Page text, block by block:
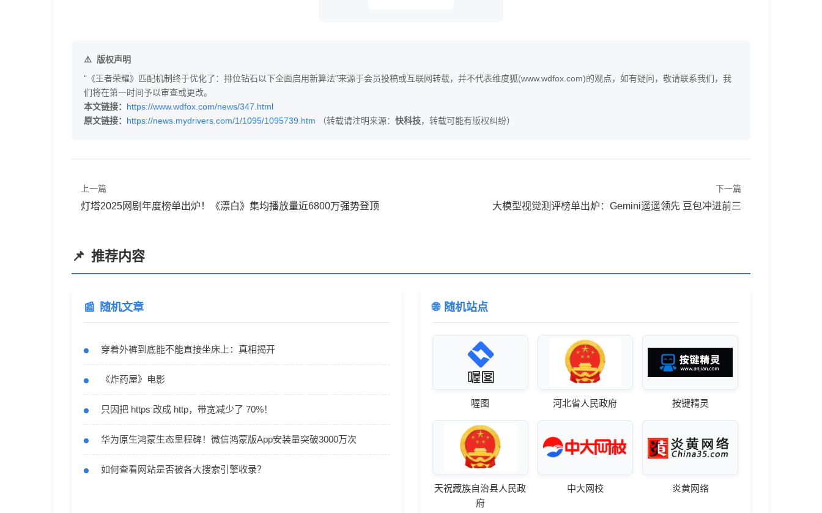
版权声明
"《王者荣耀》匹配机制终于优化了：排位钻石以下全面启用新算法"来源于会员投稿或互联网转载，并不代表维度狐(www.wdfox.com)的观点，如有疑问，敬请联系我们，我
们将在第一时间予以审查或更改。
本文链接： https://www.wdfox.com/news/347.html
原文链接： https://news.mydrivers.com/1/1095/1095739.htm （转载请注明来源： 快科技，转载可能有版权纠纷）
上一篇
灯塔2025网剧年度榜单出炉！《漂白》集均播放量近6800万强势登顶
下一篇
大模型视觉测评榜单出炉：Gemini遥遥领先 豆包冲进前三
推荐内容
随机文章
穿着外裤到底能不能直接坐床上：真相揭开
《炸药屋》电影
只因把 https 改成 http，带宽减少了 70%！
华为原生鸿蒙生态里程碑！微信鸿蒙版App安装量突破3000万次
如何查看网站是否被各大搜索引擎收录？
随机站点
喔图 河北省人民政府 按键精灵
天祝藏族自治县人民政
府
中大网校 炎黄网络